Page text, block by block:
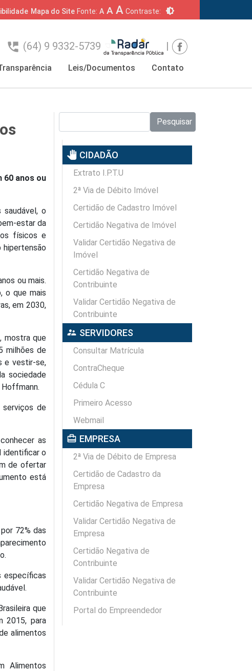
Mapa do Site Fonte: A A A Contraste: brightness_6
perm_phone_msg (64) 9 9332-5739 |
Leis/Documentos Contato
60 anos ou
saudável, o
estar da
físicos e
ou mais.
o que mais
em 2030,
mostra que
milhões de
e vestir-se,
sociedade
serviços de
as
identificar o
de ofertar
está
72% das
específicas
que
2015, para
alimentos
Alimentos
Pesquisar
pan_tool CIDADÃO
Extrato I.P.T.U
2ª Via de Débito Imóvel
Certidão de Cadastro Imóvel
Certidão Negativa de Imóvel
Validar Certidão Negativa de
Imóvel
Certidão Negativa de
Contribuinte
Validar Certidão Negativa de
Contribuinte
supervisor_account SERVIDORES
Consultar Matrícula
ContraCheque
Cédula C
Primeiro Acesso
Webmail
card_travel EMPRESA
2ª Via de Débito de Empresa
Certidão de Cadastro da
Empresa
Certidão Negativa de Empresa
Validar Certidão Negativa de
Empresa
Certidão Negativa de
Contribuinte
Validar Certidão Negativa de
Contribuinte
Portal do Empreendedor